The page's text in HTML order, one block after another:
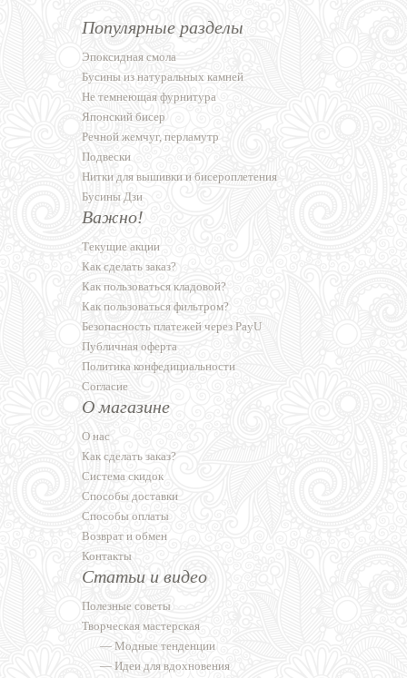
Популярные разделы
Эпоксидная смола
Бусины из натуральных камней
Не темнеющая фурнитура
Японский бисер
Речной жемчуг, перламутр
Подвески
Нитки для вышивки и бисероплетения
Бусины Дзи
Важно!
Текущие акции
Как сделать заказ?
Как пользоваться кладовой?
Как пользоваться фильтром?
Безопасность платежей через PayU
Публичная оферта
Политика конфедициальности
Согласие
О магазине
О нас
Как сделать заказ?
Система скидок
Способы доставки
Способы оплаты
Возврат и обмен
Контакты
Статьи и видео
Полезные советы
Творческая мастерская
— Модные тенденции
— Идеи для вдохновения